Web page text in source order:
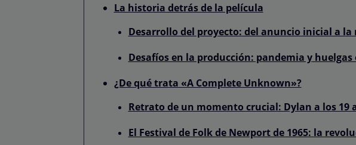
La historia detrás de la película
Desarrollo del proyecto: del anuncio inicial a la
Desafíos en la producción: pandemia y
¿De qué trata «A Complete Unknown»?
Retrato de un momento crucial: Dylan a los 19
El Festival de Folk de Newport de 1965: la